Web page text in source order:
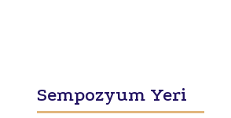
Sempozyum Yeri